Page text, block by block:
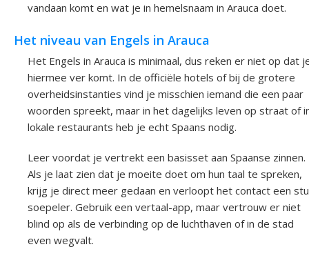
vandaan komt en wat je in hemelsnaam in Arauca doet.
Het niveau van Engels in Arauca
Het Engels in Arauca is minimaal, dus reken er niet op dat
hiermee ver komt. In de officiële hotels of bij de grotere
overheidsinstanties vind je misschien iemand die een paar
woorden spreekt, maar in het dagelijks leven op straat of
lokale restaurants heb je echt Spaans nodig.
Leer voordat je vertrekt een basisset aan Spaanse zinnen.
Als je laat zien dat je moeite doet om hun taal te spreken,
krijg je direct meer gedaan en verloopt het contact een
soepeler. Gebruik een vertaal-app, maar vertrouw er niet
blind op als de verbinding op de luchthaven of in de stad
even wegvalt.